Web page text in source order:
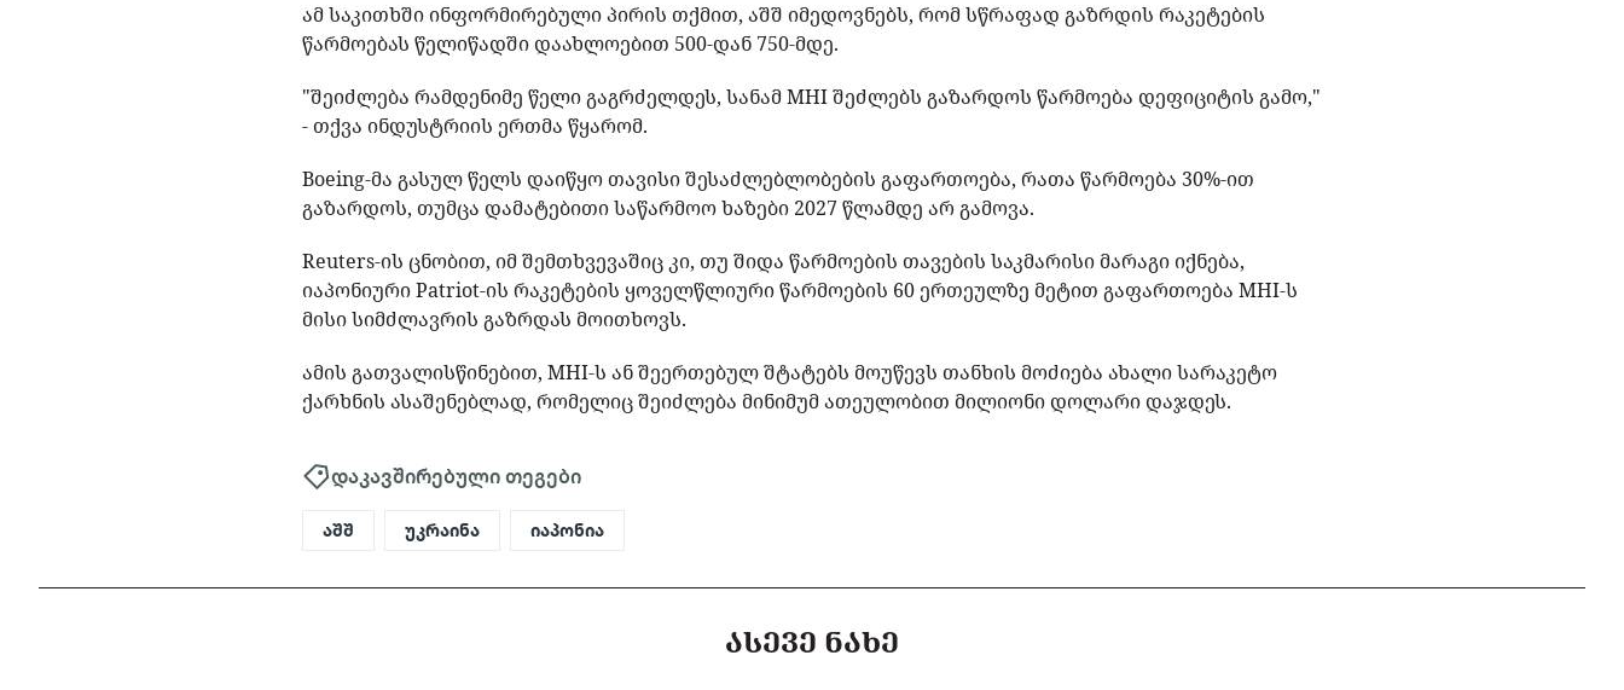
ამ საკითხში ინფორმირებული პირის თქმით, აშშ იმედოვნებს, რომ სწრაფად გაზრდის რაკეტების
წარმოებას წელიწადში დაახლოებით 500-დან 750-მდე.
"შეიძლება რამდენიმე წელი გაგრძელდეს, სანამ MHI შეძლებს გაზარდოს წარმოება დეფიციტის გამო,"
- თქვა ინდუსტრიის ერთმა წყარომ.
Boeing-მა გასულ წელს დაიწყო თავისი შესაძლებლობების გაფართოება, რათა წარმოება 30%-ით
გაზარდოს, თუმცა დამატებითი საწარმოო ხაზები 2027 წლამდე არ გამოვა.
Reuters-ის ცნობით, იმ შემთხვევაშიც კი, თუ შიდა წარმოების თავების საკმარისი მარაგი იქნება,
იაპონიური Patriot-ის რაკეტების ყოველწლიური წარმოების 60 ერთეულზე მეტით გაფართოება MHI-ს
მისი სიმძლავრის გაზრდას მოითხოვს.
ამის გათვალისწინებით, MHI-ს ან შეერთებულ შტატებს მოუწევს თანხის მოძიება ახალი სარაკეტო
ქარხნის ასაშენებლად, რომელიც შეიძლება მინიმუმ ათეულობით მილიონი დოლარი დაჯდეს.
დაკავშირებული თეგები
აშშ უკრაინა იაპონია
ᲐᲡᲔᲕᲔ ᲜᲐᲮᲔ